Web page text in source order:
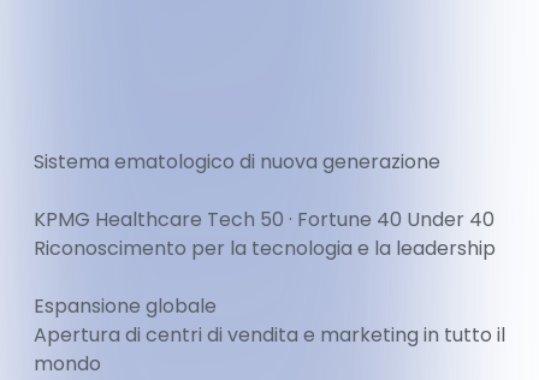
Sistema ematologico di nuova generazione
KPMG Healthcare Tech 50 · Fortune 40 Under 40
Riconoscimento per la tecnologia e la leadership
Espansione globale
Apertura di centri di vendita e marketing in tutto il
mondo